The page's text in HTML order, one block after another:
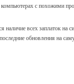
с похожими
всех заплаток на
обновления на